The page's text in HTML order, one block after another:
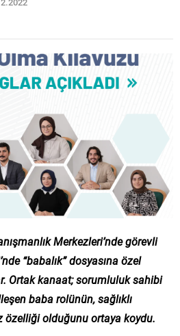
Merkezleri’nde görevli
“babalık” dosyasına özel
Ortak kanaat; sorumluluk sahibi
baba rolünün, sağlıklı
özelliği olduğunu ortaya koydu.